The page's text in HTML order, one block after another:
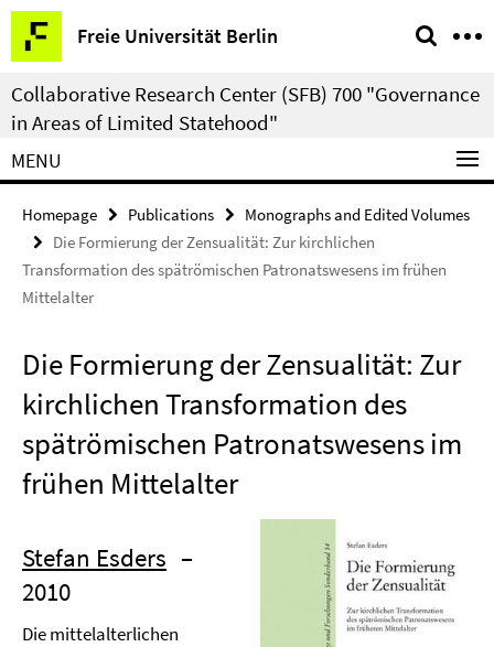
Springe
direkt
zu
Inhalt
Freie Universität Berlin
Service
Navigation
Collaborative Research Center (SFB) 700 "Governance
in Areas of Limited Statehood"
MENU
Homepage Publications
Monographs and Edited Volumes
Die Formierung der Zensualität: Zur kirchlichen
Transformation des spätrömischen Patronatswesens im frühen
Mittelalter
Die Formierung der Zensualität: Zur
kirchlichen Transformation des
spätrömischen Patronatswesens im
frühen Mittelalter
Stefan Esders –
2010
Die mittelalterlichen